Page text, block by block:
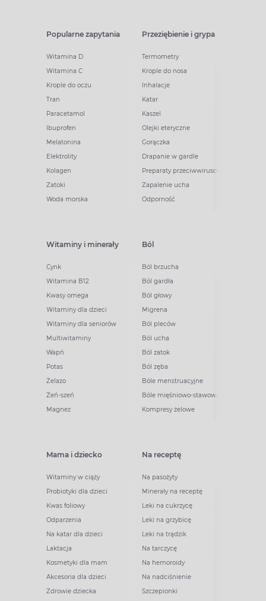
Popularne zapytania
Witamina D
Witamina C
Krople do oczu
Tran
Paracetamol
Ibuprofen
Melatonina
Elektrolity
Kolagen
Zatoki
Woda morska
Przeziębienie i grypa
Termometry
Krople do nosa
Inhalacje
Katar
Kaszel
Olejki eteryczne
Gorączka
Drapanie w gardle
Preparaty przeciwwirusowe
Zapalenie ucha
Odporność
Witaminy i minerały
Cynk
Witamina B12
Kwasy omega
Witaminy dla dzieci
Witaminy dla seniorów
Multiwitaminy
Wapń
Potas
Żelazo
Żeń-szeń
Magnez
Ból
Ból brzucha
Ból gardła
Ból głowy
Migrena
Ból pleców
Ból ucha
Ból zatok
Ból zęba
Bóle menstruacyjne
Bóle mięśniowo-stawowe
Kompresy żelowe
Mama i dziecko
Witaminy w ciąży
Probiotyki dla dzieci
Kwas foliowy
Odparzenia
Na katar dla dzieci
Laktacja
Kosmetyki dla mam
Akcesoria dla dzieci
Zdrowie dziecka
Na receptę
Na pasożyty
Minerały na receptę
Leki na cukrzycę
Leki na grzybicę
Leki na trądzik
Na tarczycę
Na hemoroidy
Na nadciśnienie
Szczepionki